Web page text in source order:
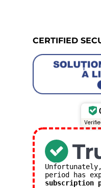
CERTIFIED
period has
subscription